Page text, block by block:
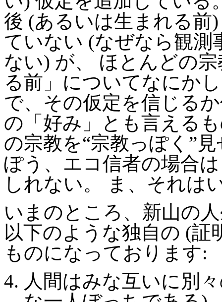
後 (あるいは生まれる前
ていない (なぜなら観測
ない) が、 ほとんどの
る前」についてなにか
で、その仮定を信じる
の「好み」とも言える
の宗教を“宗教っぽく”
ぽう、エコ信者の場合
しれない。 ま、それは
いまのところ、新山の
以下のような独自の (証
ものになっております:
人間はみな互いに別